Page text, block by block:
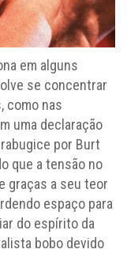
em alguns
se concentrar
como nas
uma declaração
por Burt
que a tensão no
graças a seu teor
espaço para
do espírito da
bobo devido